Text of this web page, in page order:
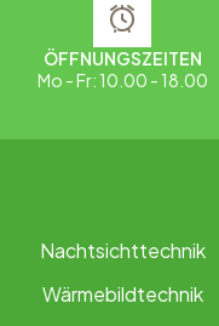
ÖFFNUNGSZEITEN
Mo - Fr: 10.00 - 18.00
Nachtsichttechnik
Wärmebildtechnik